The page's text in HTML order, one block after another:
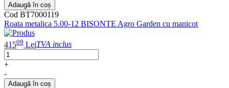
Adaugă în coș
Cod BT7000119
Roata metalica 5.00-12 BISONTE Agro Garden cu manicot
41509 LeiTVA inclus
+
-
Adaugă în coș